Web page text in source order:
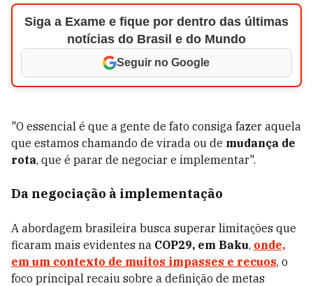
Siga a Exame e fique por dentro das últimas
notícias do Brasil e do Mundo
Seguir no Google
"O essencial é que a gente de fato consiga fazer aquela
que estamos chamando de virada ou de mudança de
rota, que é parar de negociar e implementar".
Da negociação à implementação
A abordagem brasileira busca superar limitações que
ficaram mais evidentes na COP29, em Baku, onde,
em um contexto de muitos impasses e recuos, o
foco principal recaiu sobre a definição de metas